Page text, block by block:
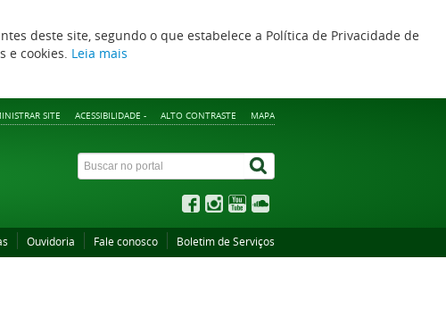
deste site, segundo o que estabelece a Política de Privacidade de
e cookies. Leia mais
SITE ACESSIBILIDADE - ALTO CONTRASTE MAPA
Ouvidoria Fale conosco Boletim de Serviços